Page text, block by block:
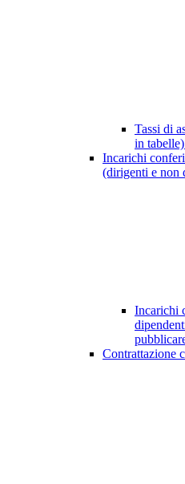
Tassi di
in tabelle)
Incarichi
(dirigenti e non
Incarichi
Contrattazione